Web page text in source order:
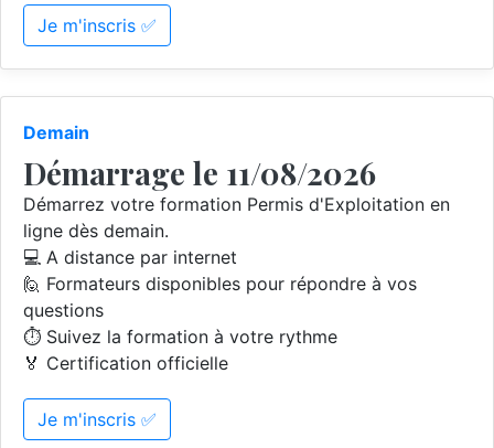
Je m'inscris ✅
Demain
Démarrage le 11/08/2026
Démarrez votre formation Permis d'Exploitation en
ligne dès demain.
💻 A distance par internet
🙋 Formateurs disponibles pour répondre à vos
questions
⏱️ Suivez la formation à votre rythme
🏅 Certification officielle
Je m'inscris ✅